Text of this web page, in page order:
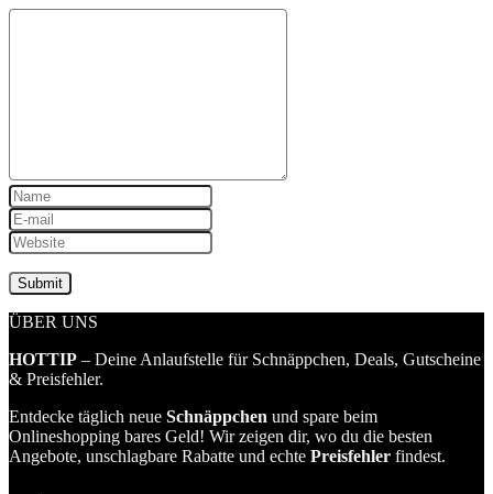
ÜBER UNS
HOTTIP – Deine Anlaufstelle für Schnäppchen, Deals, Gutscheine
& Preisfehler.
Entdecke täglich neue Schnäppchen und spare beim
Onlineshopping bares Geld! Wir zeigen dir, wo du die besten
Angebote, unschlagbare Rabatte und echte Preisfehler findest.